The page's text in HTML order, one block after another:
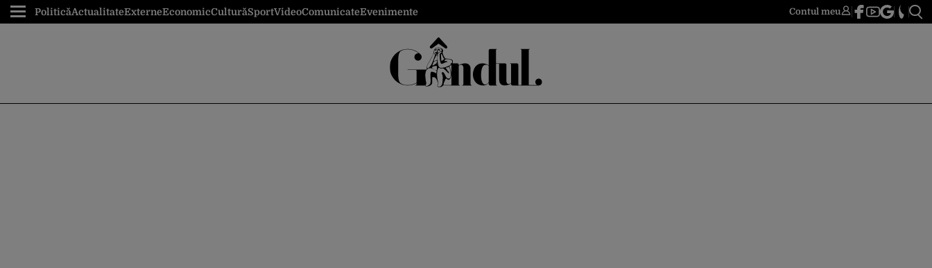
PoliticăActualitateExterneEconomicCulturăSportVideoComunicateEvenimente Contul meu